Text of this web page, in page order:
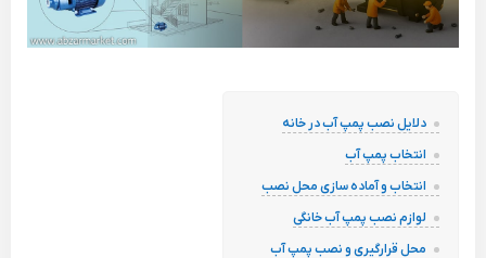
دلایل نصب پمپ آب در خانه
انتخاب پمپ آب
انتخاب و آماده سازی محل نصب
لوازم نصب پمپ آب خانگی
محل قرارگیری و نصب پمپ آب